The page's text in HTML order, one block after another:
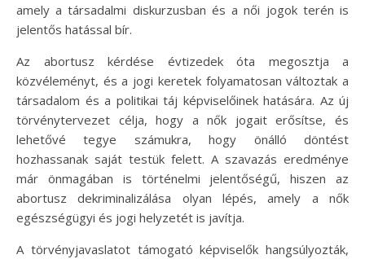
amely a társadalmi diskurzusban és a női jogok terén is
jelentős hatással bír.
Az abortusz kérdése évtizedek óta megosztja a
közvéleményt, és a jogi keretek folyamatosan változtak a
társadalom és a politikai táj képviselőinek hatására. Az új
törvénytervezet célja, hogy a nők jogait erősítse, és
lehetővé tegye számukra, hogy önálló döntést
hozhassanak saját testük felett. A szavazás eredménye
már önmagában is történelmi jelentőségű, hiszen az
abortusz dekriminalizálása olyan lépés, amely a nők
egészségügyi és jogi helyzetét is javítja.
A törvényjavaslatot támogató képviselők hangsúlyozták,